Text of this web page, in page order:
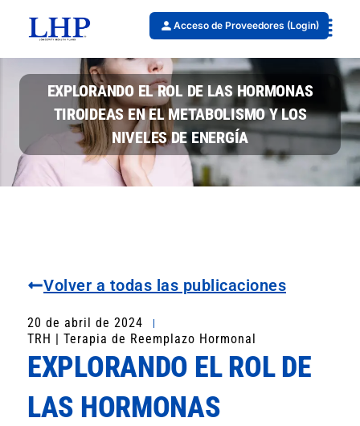
Acceso de Proveedores (Login)
EXPLORANDO EL ROL DE LAS HORMONAS
TIROIDEAS EN EL METABOLISMO Y LOS
NIVELES DE ENERGÍA
Volver a todas las publicaciones
20 de abril de 2024
TRH | Terapia de Reemplazo Hormonal
EXPLORANDO EL ROL DE
LAS HORMONAS